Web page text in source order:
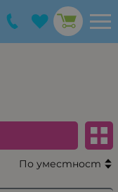
По уместност